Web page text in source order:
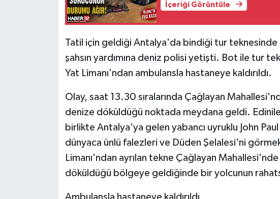
İçeriği Görüntüle
Tatil için geldiği Antalya'da bindiği tur teknesinde
şahsın yardımına deniz polisi yetişti. Bot ile tur
Yat Limanı'ndan ambulansla hastaneye kaldırıldı.
Olay, saat 13.30 sıralarında Çağlayan
denize döküldüğü noktada meydana geldi.
birlikte Antalya'ya gelen yabancı uyruklu John
dünyaca ünlü falezleri ve Düden Şelalesi'ni
Limanı'ndan ayrılan tekne Çağlayan
döküldüğü bölgeye geldiğinde bir yolcunun
Ambulansla hastaneye kaldırıldı